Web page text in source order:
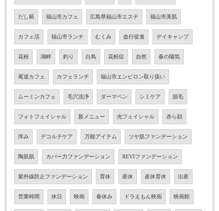
だし糀 福山市カフェ 広島県福山市エステ 福山市美肌
カフェ活 福山市ランチ むくみ 血行促進 デイキャンプ
花粉 湖畔 釣り 白鳥 花粉症 自然 春の陽気
尾道カフェ カフェランチ 福山市エンビロン取り扱い
ムーミンカフェ 毛穴洗浄 ダーマペン シミケア 脱毛
フォトフェイシャル 新メニュー 光フェイシャル 赤ら顔
痒み デコルテケア 万能アイテム ツヤ肌ファンデーション
陶肌肌 カバー力ファンデーション REVIファンデーション
紫外線防止ファンデーション 育休 産休 産休育休 出産
営業時間 休日 映画 春休み ドラえもん映画 映画館